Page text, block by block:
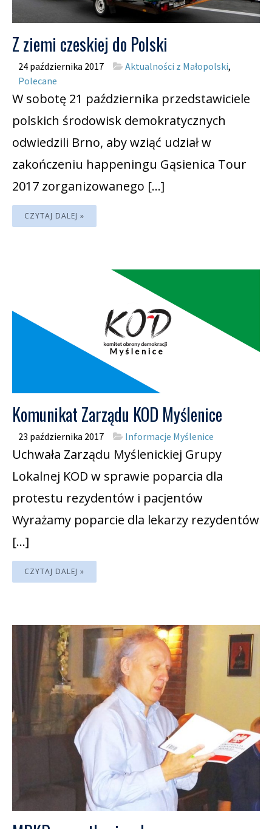
Z ziemi czeskiej do Polski
24 października 2017 Aktualności z Małopolski,
Polecane
W sobotę 21 października przedstawiciele
polskich środowisk demokratycznych
odwiedzili Brno, aby wziąć udział w
zakończeniu happeningu Gąsienica Tour
2017 zorganizowanego […]
CZYTAJ DALEJ »
Komunikat Zarządu KOD Myślenice
23 października 2017 Informacje Myślenice
Uchwała Zarządu Myślenickiej Grupy
Lokalnej KOD w sprawie poparcia dla
protestu rezydentów i pacjentów
Wyrażamy poparcie dla lekarzy rezydentów
[…]
CZYTAJ DALEJ »